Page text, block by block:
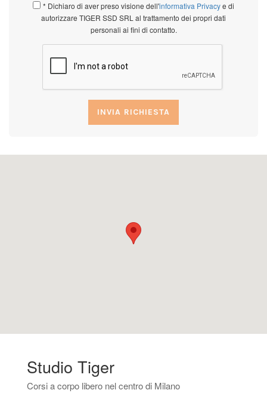
* Dichiaro di aver preso visione dell'informativa Privacye di
autorizzare TIGER SSD SRL al trattamento dei propri dati
personali ai fini di contatto.
INVIA RICHIESTA
Studio Tiger
Corsi a corpo libero nel centro di Milano